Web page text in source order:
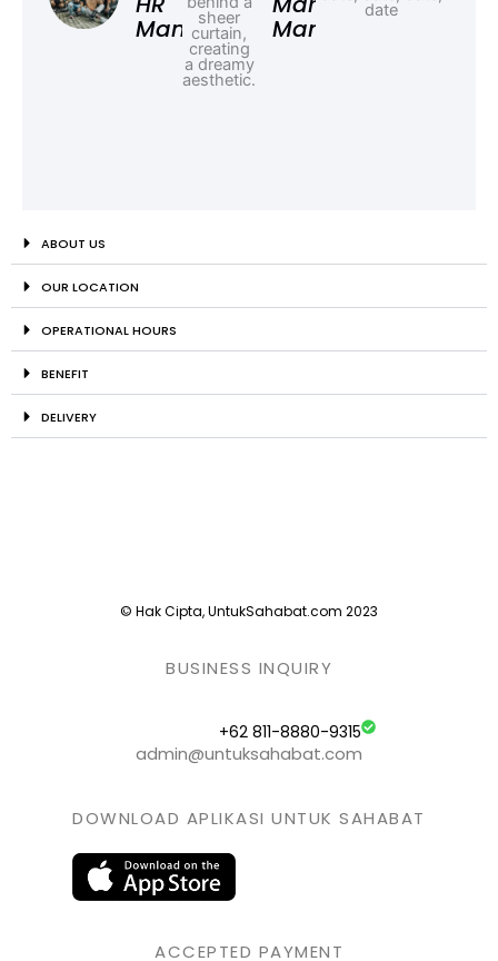
Manager Manager
ABOUT US
OUR LOCATION
OPERATIONAL HOURS
BENEFIT
DELIVERY
© Hak Cipta, UntukSahabat.com 2023
BUSINESS INQUIRY
+62 811-8880-9315
admin@untuksahabat.com
DOWNLOAD APLIKASI UNTUK SAHABAT
ACCEPTED PAYMENT